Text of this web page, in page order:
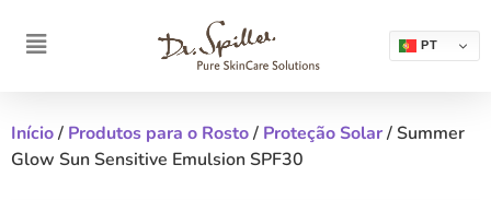
PT
Início/ Produtos para o Rosto/ Proteção Solar/ Summer
Glow Sun Sensitive Emulsion SPF30